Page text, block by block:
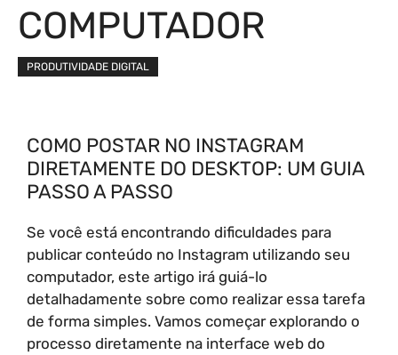
COMPUTADOR
PRODUTIVIDADE DIGITAL
COMO POSTAR NO INSTAGRAM
DIRETAMENTE DO DESKTOP: UM GUIA
PASSO A PASSO
Se você está encontrando dificuldades para
publicar conteúdo no Instagram utilizando seu
computador, este artigo irá guiá-lo
detalhadamente sobre como realizar essa tarefa
de forma simples. Vamos começar explorando o
processo diretamente na interface web do